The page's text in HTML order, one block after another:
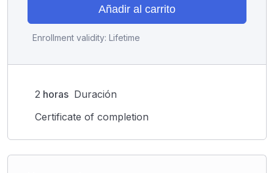
Añadir al carrito
Enrollment validity: Lifetime
2 horas Duración
Certificate of completion